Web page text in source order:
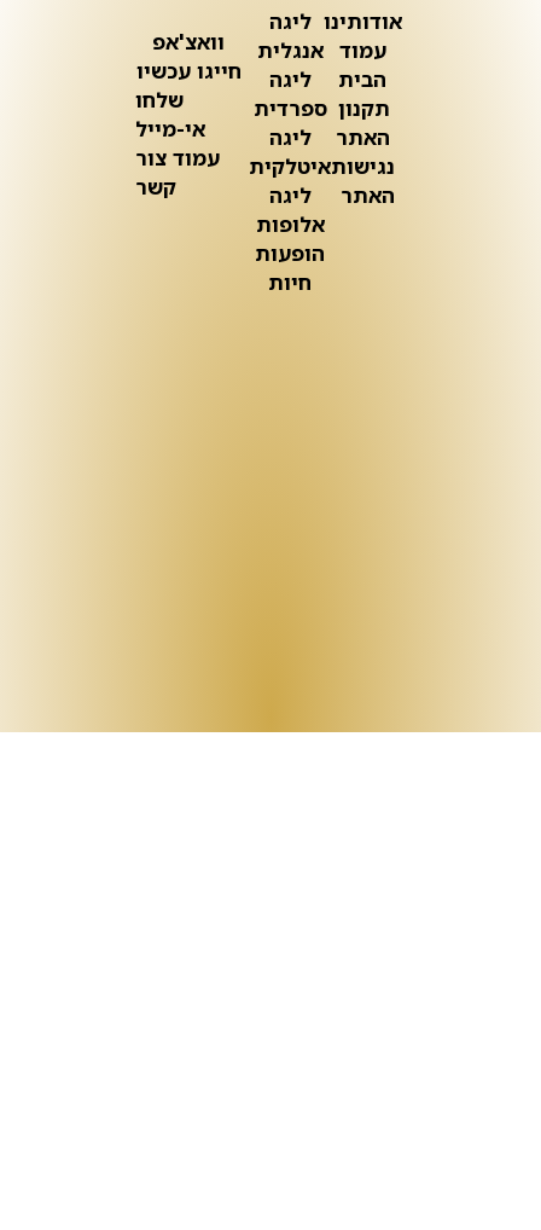
אודותינו
עמוד
הבית
תקנון
האתר
נגישות
האתר
ליגה
אנגלית
ליגה
ספרדית
ליגה
איטלקית
ליגה
אלופות
הופעות
חיות
וואצ'אפ
חייגו עכשיו
שלחו
אי-מייל
עמוד צור
קשר